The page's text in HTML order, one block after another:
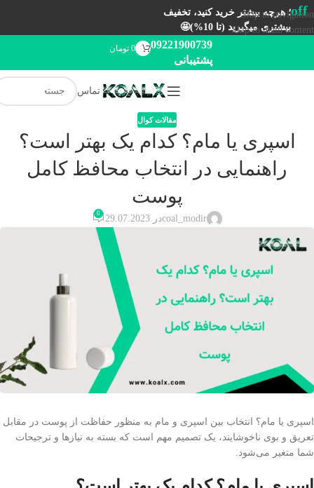
Skip to navigation
Skip to main content
off؛ هرچه بیشتر خرید کنید، تخفیف
بیشتری میگیرید (تا 10%)🤩
09221900739
پشتیبانی
0 تومان
تماس
مقالات کوال
اسپری یا مام؟ کدام یک بهتر است؟
راهنمایی در انتخاب محافظ کامل
پوست
coal_modirدر 29.07.2023 0
اسپری یا مام؟ انتخاب بین اسپری و مام به منظور حفاظت از پوست در مقابل
تعریق و بوی ناخوشایند، یک تصمیم مهم است که بسته به نیازها و ترجیحات
شما متغیر می‌شود.